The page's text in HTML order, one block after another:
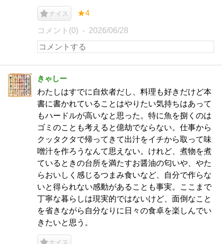
ナイス ★4
コメント(0) 2026/06/28
きゃしー
わたしはすでに自炊者だし、料理も好きだけど本
書に書かれていることはやりたい気持ちはあって
もハードルが高いなと思った。特に魚を捌くのは
ゴミのことも考えると億劫でならない。仕事から
クッタクタで帰ってきて出汁をイチから取って味
噌汁を作ろうなんて思えない。けれど、煮物を煮
ているときの台所を満たすお醤油の匂いや、やた
らおいしく感じるつまみ食いなど、自分で作らな
いと得られない感動があることも事実。ここまで
丁寧な暮らしは現実的ではないけど、面倒なこと
を省きながら自分なりに日々の食卓を楽しんでい
きたいと思う。
ナイス